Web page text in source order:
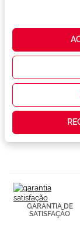
cómo mejorar
servicios y
las
que realmente
contenidos
personalizados
partir de tus
hábitos de
navegación
(por ejemplo,
Conselhos
Serviços
GARANTIA DE
SATISFAÇÃO